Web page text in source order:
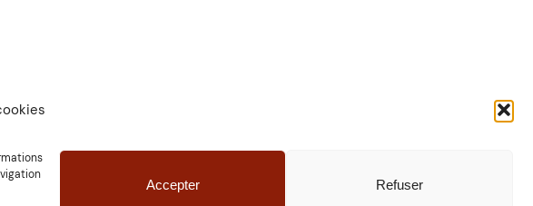
Accepter Refuser
aucune façon une consultation médicale ou les conseils d’un
médical et à l’établissement d’un traitement adapté